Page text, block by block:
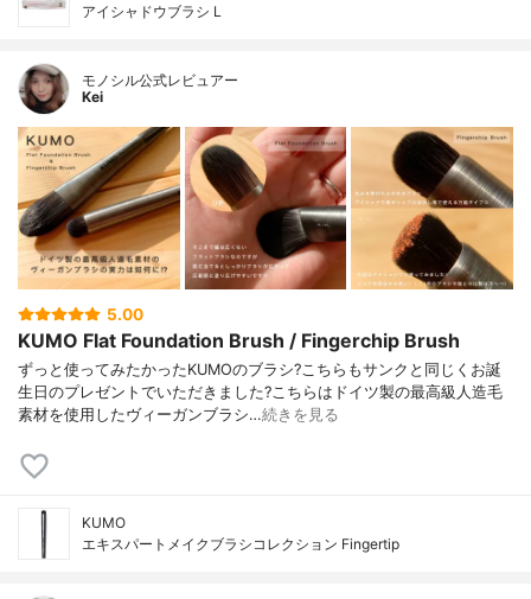
アイシャドウブラシ L
モノシル公式レビュアー
Kei
5.00
KUMO Flat Foundation Brush / Fingerchip Brush
ずっと使ってみたかったKUMOのブラシ?こちらもサンクと同じくお誕
生日のプレゼントでいただきました?こちらはドイツ製の最高級人造毛
素材を使用したヴィーガンブラシ…続きを見る
KUMO
エキスパートメイクブラシコレクション Fingertip